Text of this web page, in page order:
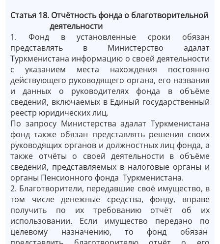
Статья 18. Отчётность фонда о благотворительной
деятельности
1. Фонд в установленные сроки обязан
представлять в Министерство адалат
Туркменистана информацию о своей деятельности
с указанием места нахождения постоянно
действующего руководящего органа, его названия
и данных о руководителях фонда в объёме
сведений, включаемых в Единый государственный
реестр юридических лиц.
По запросу Министерства адалат Туркменистана
фонд также обязан представлять решения своих
руководящих органов и должностных лиц фонда, а
также отчёты о своей деятельности в объёме
сведений, представляемых в налоговые органы и
органы Пенсионного фонда Туркменистана.
2. Благотворители, передавшие своё имущество, в
том числе денежные средства, фонду, вправе
получить по их требованию отчёт об их
использовании. Если имущество передано по
целевому назначению, то фонд обязан